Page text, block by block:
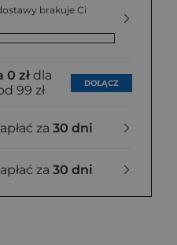
brakuje Ci
0 zł dla
99 zł
DOŁĄCZ
za 30 dni
za 30 dni